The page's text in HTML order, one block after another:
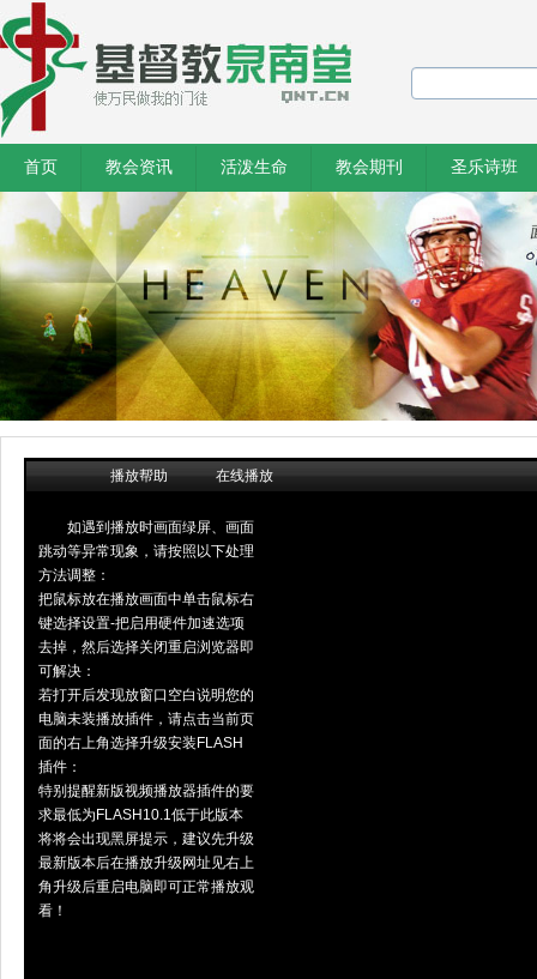
首页 教会资讯 活泼生命 教会期刊 圣乐诗班
播放帮助 在线播放
如遇到播放时画面绿屏、画面
跳动等异常现象，请按照以下处理
方法调整：
把鼠标放在播放画面中单击鼠标右
键选择设置-把启用硬件加速选项
去掉，然后选择关闭重启浏览器即
可解决：
若打开后发现放窗口空白说明您的
电脑未装播放插件，请点击当前页
面的右上角选择升级安装FLASH
插件：
特别提醒新版视频播放器插件的要
求最低为FLASH10.1低于此版本
将将会出现黑屏提示，建议先升级
最新版本后在播放升级网址见右上
角升级后重启电脑即可正常播放观
看！